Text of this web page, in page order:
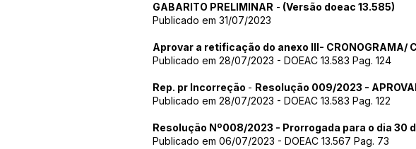
GABARITO PRELIMINAR - (Versão doeac 13.585)
Publicado em 31/07/2023
Aprovar a retificação do anexo III- CRONOGRAMA/
Publicado em 28/07/2023 - DOEAC 13.583 Pag. 124
Rep. pr Incorreção - Resolução 009/2023 -
Publicado em 28/07/2023 - DOEAC 13.583 Pag. 122
Resolução Nº008/2023 - Prorrogada para o dia 30
Publicado em 06/07/2023 - DOEAC 13.567 Pag. 73